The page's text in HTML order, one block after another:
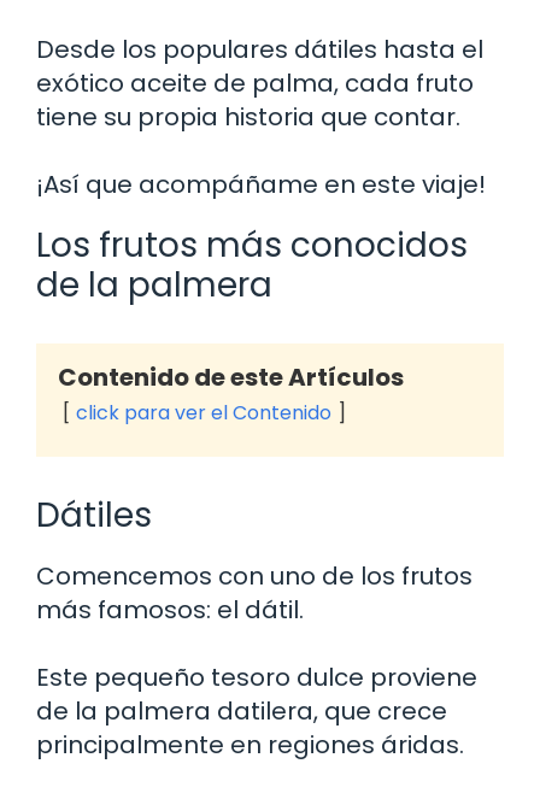
Desde los populares dátiles hasta el
exótico aceite de palma, cada fruto
tiene su propia historia que contar.
¡Así que acompáñame en este viaje!
Los frutos más conocidos
de la palmera
Contenido de este Artículos
click para ver el Contenido
Dátiles
Comencemos con uno de los frutos
más famosos: el dátil.
Este pequeño tesoro dulce proviene
de la palmera datilera, que crece
principalmente en regiones áridas.